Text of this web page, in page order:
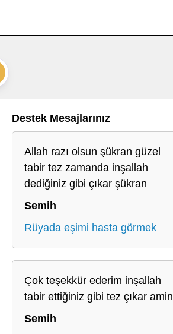
Destek Mesajlarınız
Allah razı olsun şükran güzel
tabir tez zamanda inşallah
dediğiniz gibi çıkar şükran
Semih
Rüyada eşimi hasta görmek
Çok teşekkür ederim inşallah
tabir ettiğiniz gibi tez çıkar amin
Semih